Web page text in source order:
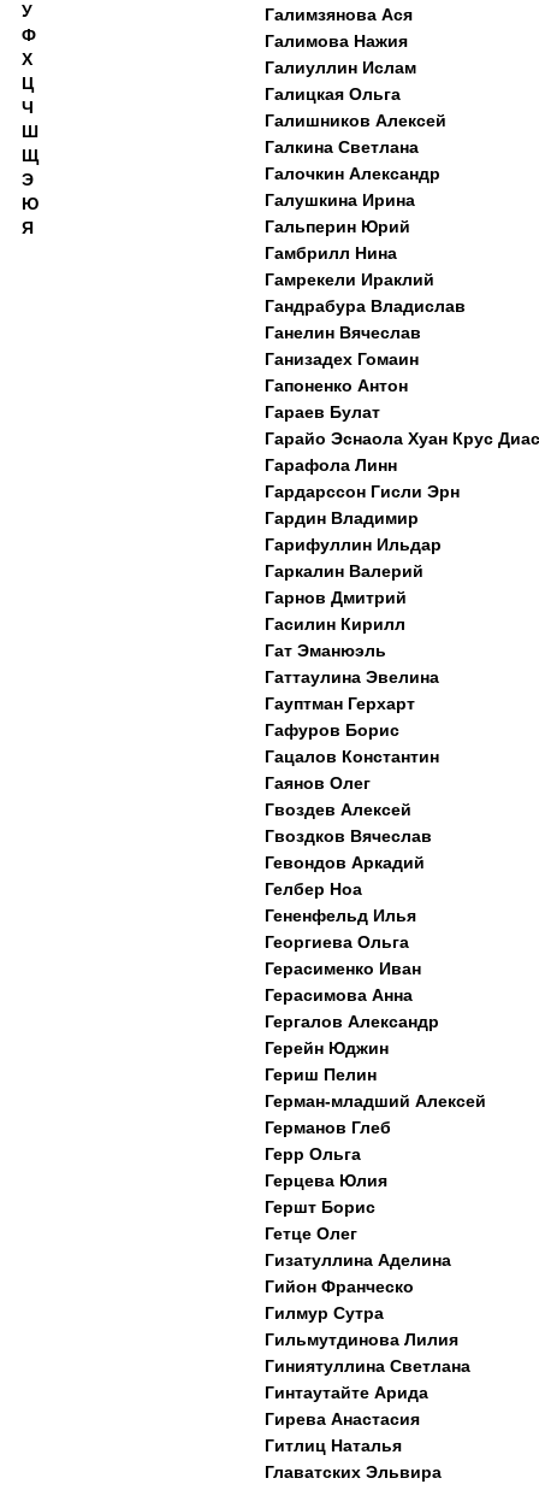
Галимзянова Ася
Галимова Нажия
Галиуллин Ислам
Галицкая Ольга
Галишников Алексей
Галкина Светлана
Галочкин Александр
Галушкина Ирина
Гальперин Юрий
Гамбрилл Нина
Гамрекели Ираклий
Гандрабура Владислав
Ганелин Вячеслав
Ганизадех Гомаин
Гапоненко Антон
Гараев Булат
Гарайо Эснаола Хуан Крус
Гарафола Линн
Гардарссон Гисли Эрн
Гардин Владимир
Гарифуллин Ильдар
Гаркалин Валерий
Гарнов Дмитрий
Гасилин Кирилл
Гат Эманюэль
Гаттаулина Эвелина
Гауптман Герхарт
Гафуров Борис
Гацалов Константин
Гаянов Олег
Гвоздев Алексей
Гвоздков Вячеслав
Гевондов Аркадий
Гелбер Ноа
Гененфельд Илья
Георгиева Ольга
Герасименко Иван
Герасимова Анна
Гергалов Александр
Герейн Юджин
Гериш Пелин
Герман-младший Алексей
Германов Глеб
Герр Ольга
Герцева Юлия
Гершт Борис
Гетце Олег
Гизатуллина Аделина
Гийон Франческо
Гилмур Сутра
Гильмутдинова Лилия
Гиниятуллина Светлана
Гинтаутайте Арида
Гирева Анастасия
Гитлиц Наталья
Главатских Эльвира
У
Ф
Х
Ц
Ч
Ш
Щ
Э
Ю
Я